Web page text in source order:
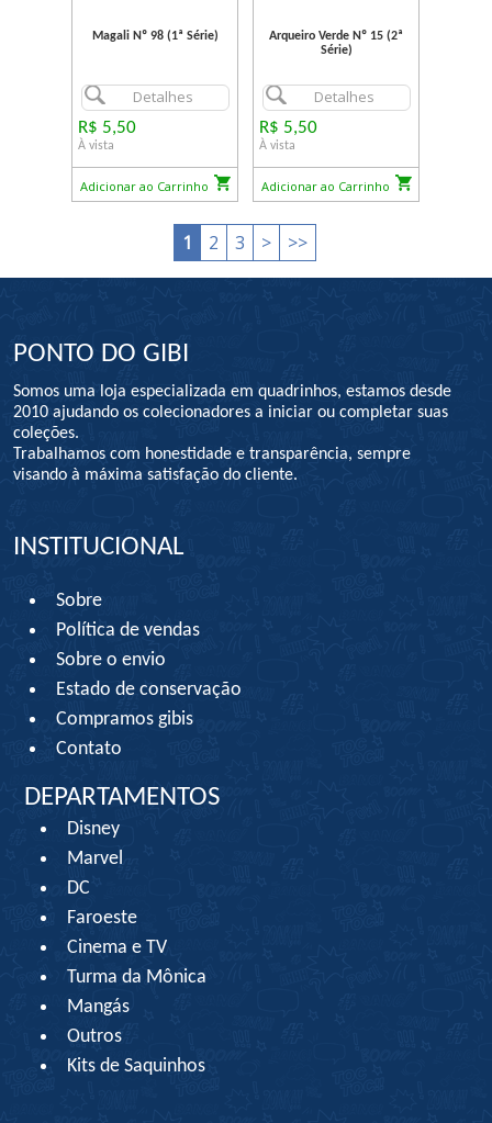
Magali Nº 98 (1ª Série)
Detalhes
R$ 5,50
À vista
Adicionar ao Carrinho
Arqueiro Verde Nº 15 (2ª
Série)
Detalhes
R$ 5,50
À vista
Adicionar ao Carrinho
1 2 3 > >>
PONTO DO GIBI
Somos uma loja especializada em quadrinhos, estamos desde
2010 ajudando os colecionadores a iniciar ou completar suas
coleções.
Trabalhamos com honestidade e transparência, sempre
visando à máxima satisfação do cliente.
INSTITUCIONAL
Sobre
Política de vendas
Sobre o envio
Estado de conservação
Compramos gibis
Contato
DEPARTAMENTOS
Disney
Marvel
DC
Faroeste
Cinema e TV
Turma da Mônica
Mangás
Outros
Kits de Saquinhos